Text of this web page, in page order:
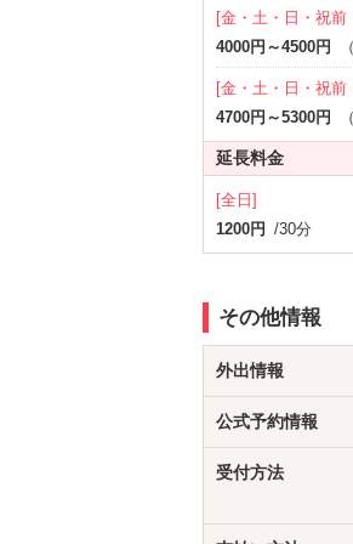
[金・土・日・祝前
4000円～4500円
（
[金・土・日・祝前
4700円～5300円
（
延長料金
[全日]
1200円 /30分
その他情報
外出情報
公式予約情報
受付方法